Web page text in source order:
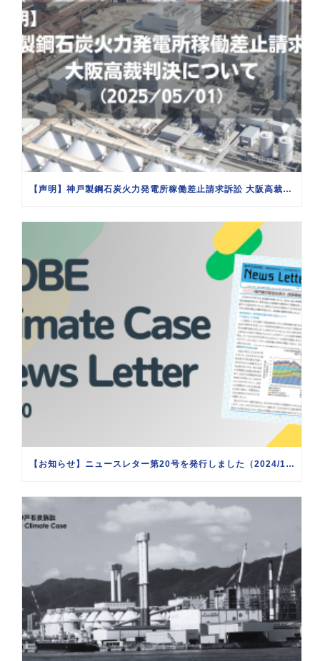
【声明】神戸製鋼石炭火力発電所稼働差止請求訴訟 大阪高裁判決について（2025/05/01）
【お知らせ】ニュースレター第20号を発行しました（2024/1/21）